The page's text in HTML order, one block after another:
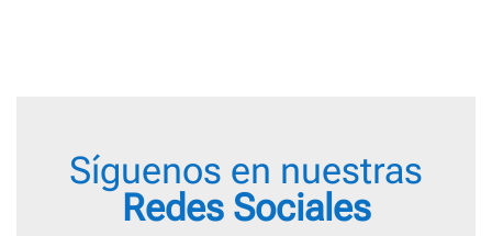
Síguenos en nuestras
Redes Sociales